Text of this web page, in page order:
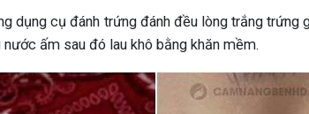
dụng cụ đánh trứng đánh đều lòng trắng
ấm sau đó lau khô bằng khăn mềm.